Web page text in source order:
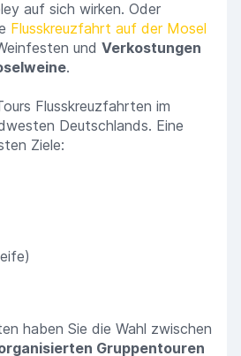
auf sich wirken. Oder
Flusskreuzfahrt auf der Mosel
und Verkostungen
.
Flusskreuzfahrten im
Deutschlands. Eine
Ziele:
haben Sie die Wahl zwischen
Gruppentouren